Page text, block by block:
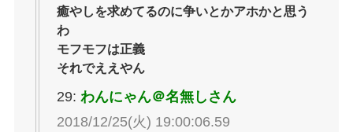
癒やしを求めてるのに争いとかアホかと思う
わ
モフモフは正義
それでええやん
29: わんにゃん＠名無しさん
2018/12/25(火) 19:00:06.59